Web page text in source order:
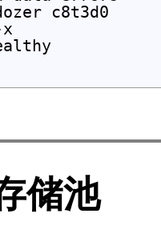
c8t3d0
储池